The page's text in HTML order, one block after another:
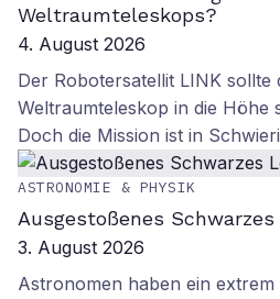
Weltraumteleskops?
4. August 2026
Der Robotersatellit LINK sollte
Weltraumteleskop in die Höhe
Doch die Mission ist in
ASTRONOMIE & PHYSIK
Ausgestoßenes
3. August 2026
Astronomen haben ein extrem